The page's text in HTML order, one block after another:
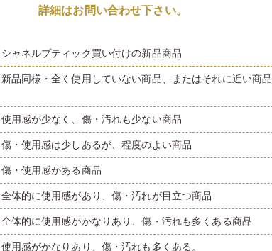
詳細はお問い合わせ下さい。
シャネルブティック買い付けの新品商品
新品同様・全く使用していない商品、またはそれに近い商品
使用感が少なく、傷・汚れも少ない商品
傷・使用感は少しあるが、程度のよい商品
傷・使用感がある商品
全体的に使用感があり、傷・汚れが目立つ商品
全体的に使用感がかなりあり、傷・汚れも多くある商品
使用感がかなりあり、傷・汚れも多くある。